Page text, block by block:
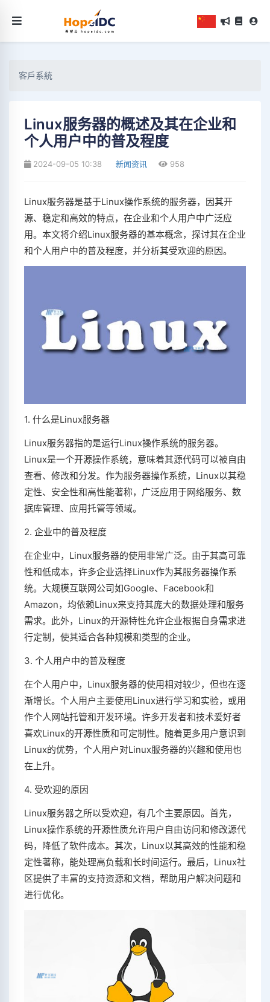
客戶系統
Linux服务器的概述及其在企业和
个人用户中的普及程度
2024-09-05 10:38 新闻资讯 958
Linux服务器是基于Linux操作系统的服务器，因其开
源、稳定和高效的特点，在企业和个人用户中广泛应
用。本文将介绍Linux服务器的基本概念，探讨其在企业
和个人用户中的普及程度，并分析其受欢迎的原因。
1. 什么是Linux服务器
Linux服务器指的是运行Linux操作系统的服务器。
Linux是一个开源操作系统，意味着其源代码可以被自由
查看、修改和分发。作为服务器操作系统，Linux以其稳
定性、安全性和高性能著称，广泛应用于网络服务、数
据库管理、应用托管等领域。
2. 企业中的普及程度
在企业中，Linux服务器的使用非常广泛。由于其高可靠
性和低成本，许多企业选择Linux作为其服务器操作系
统。大规模互联网公司如Google、Facebook和
Amazon，均依赖Linux来支持其庞大的数据处理和服务
需求。此外，Linux的开源特性允许企业根据自身需求进
行定制，使其适合各种规模和类型的企业。
3. 个人用户中的普及程度
在个人用户中，Linux服务器的使用相对较少，但也在逐
渐增长。个人用户主要使用Linux进行学习和实验，或用
作个人网站托管和开发环境。许多开发者和技术爱好者
喜欢Linux的开源性质和可定制性。随着更多用户意识到
Linux的优势，个人用户对Linux服务器的兴趣和使用也
在上升。
4. 受欢迎的原因
Linux服务器之所以受欢迎，有几个主要原因。首先，
Linux操作系统的开源性质允许用户自由访问和修改源代
码，降低了软件成本。其次，Linux以其高效的性能和稳
定性著称，能处理高负载和长时间运行。最后，Linux社
区提供了丰富的支持资源和文档，帮助用户解决问题和
进行优化。